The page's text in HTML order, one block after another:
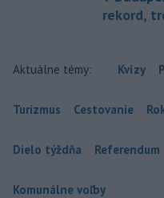
rekord,
Aktuálne témy: Kvízy
Turizmus Cestovanie
Dielo týždňa Referendum
Komunálne voľby